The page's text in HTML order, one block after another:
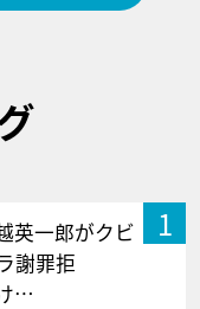
1
英一郎がクビ
謝罪拒
…